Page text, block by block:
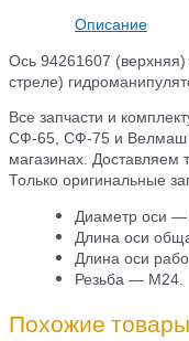
Описание
Ось 94261607 (верхняя)
стреле)
Все запчасти и
СФ-65, СФ-75 и Велмаш
магазинах. Доставляем
Только оригинальные
Диаметр оси
Длина оси
Длина оси
Резьба — М24.
Похожие товары